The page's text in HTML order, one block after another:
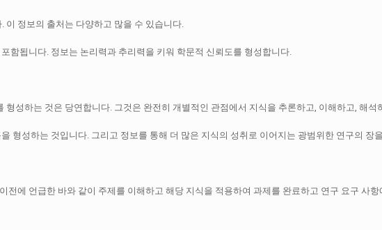
. 이 정보의 출처는 다양하고 많을 수 있습니다.
함됩니다. 정보는 논리력과 추리력을 키워 학문적 신뢰도를 형성합니다.
형성하는 것은 당연합니다. 그것은 완전히 개별적인 관점에서 지식을 추론하고, 이해하고, 해석
형성하는 것입니다. 그리고 정보를 통해 더 많은 지식의 성취로 이어지는 광범위한 연구의 장
전에 언급한 바와 같이 주제를 이해하고 해당 지식을 적용하여 과제를 완료하고 연구 요구 사